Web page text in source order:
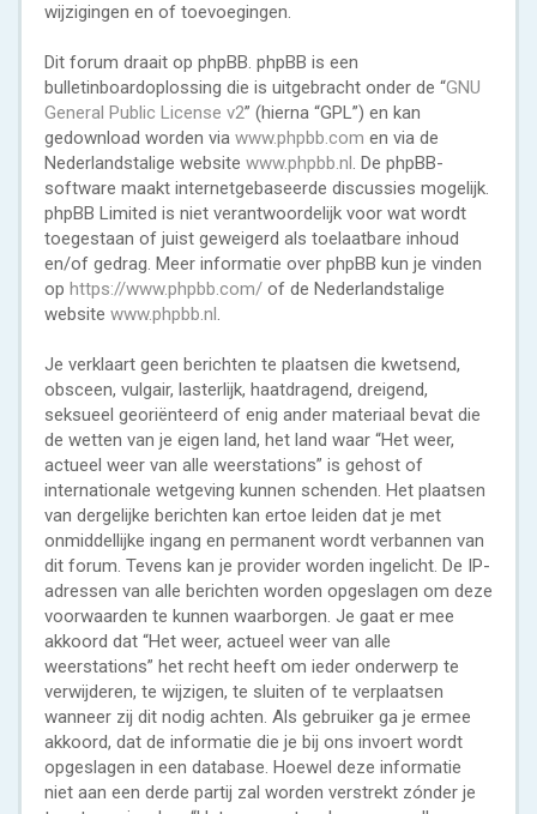
wijzigingen en of toevoegingen.
Dit forum draait op phpBB. phpBB is een
bulletinboardoplossing die is uitgebracht onder de “GNU
General Public License v2” (hierna “GPL”) en kan
gedownload worden via www.phpbb.com en via de
Nederlandstalige website www.phpbb.nl. De phpBB-
software maakt internetgebaseerde discussies mogelijk.
phpBB Limited is niet verantwoordelijk voor wat wordt
toegestaan of juist geweigerd als toelaatbare inhoud
en/of gedrag. Meer informatie over phpBB kun je vinden
op https://www.phpbb.com/ of de Nederlandstalige
website www.phpbb.nl.
Je verklaart geen berichten te plaatsen die kwetsend,
obsceen, vulgair, lasterlijk, haatdragend, dreigend,
seksueel georiënteerd of enig ander materiaal bevat die
de wetten van je eigen land, het land waar “Het weer,
actueel weer van alle weerstations” is gehost of
internationale wetgeving kunnen schenden. Het plaatsen
van dergelijke berichten kan ertoe leiden dat je met
onmiddellijke ingang en permanent wordt verbannen van
dit forum. Tevens kan je provider worden ingelicht. De IP-
adressen van alle berichten worden opgeslagen om deze
voorwaarden te kunnen waarborgen. Je gaat er mee
akkoord dat “Het weer, actueel weer van alle
weerstations” het recht heeft om ieder onderwerp te
verwijderen, te wijzigen, te sluiten of te verplaatsen
wanneer zij dit nodig achten. Als gebruiker ga je ermee
akkoord, dat de informatie die je bij ons invoert wordt
opgeslagen in een database. Hoewel deze informatie
niet aan een derde partij zal worden verstrekt zónder je